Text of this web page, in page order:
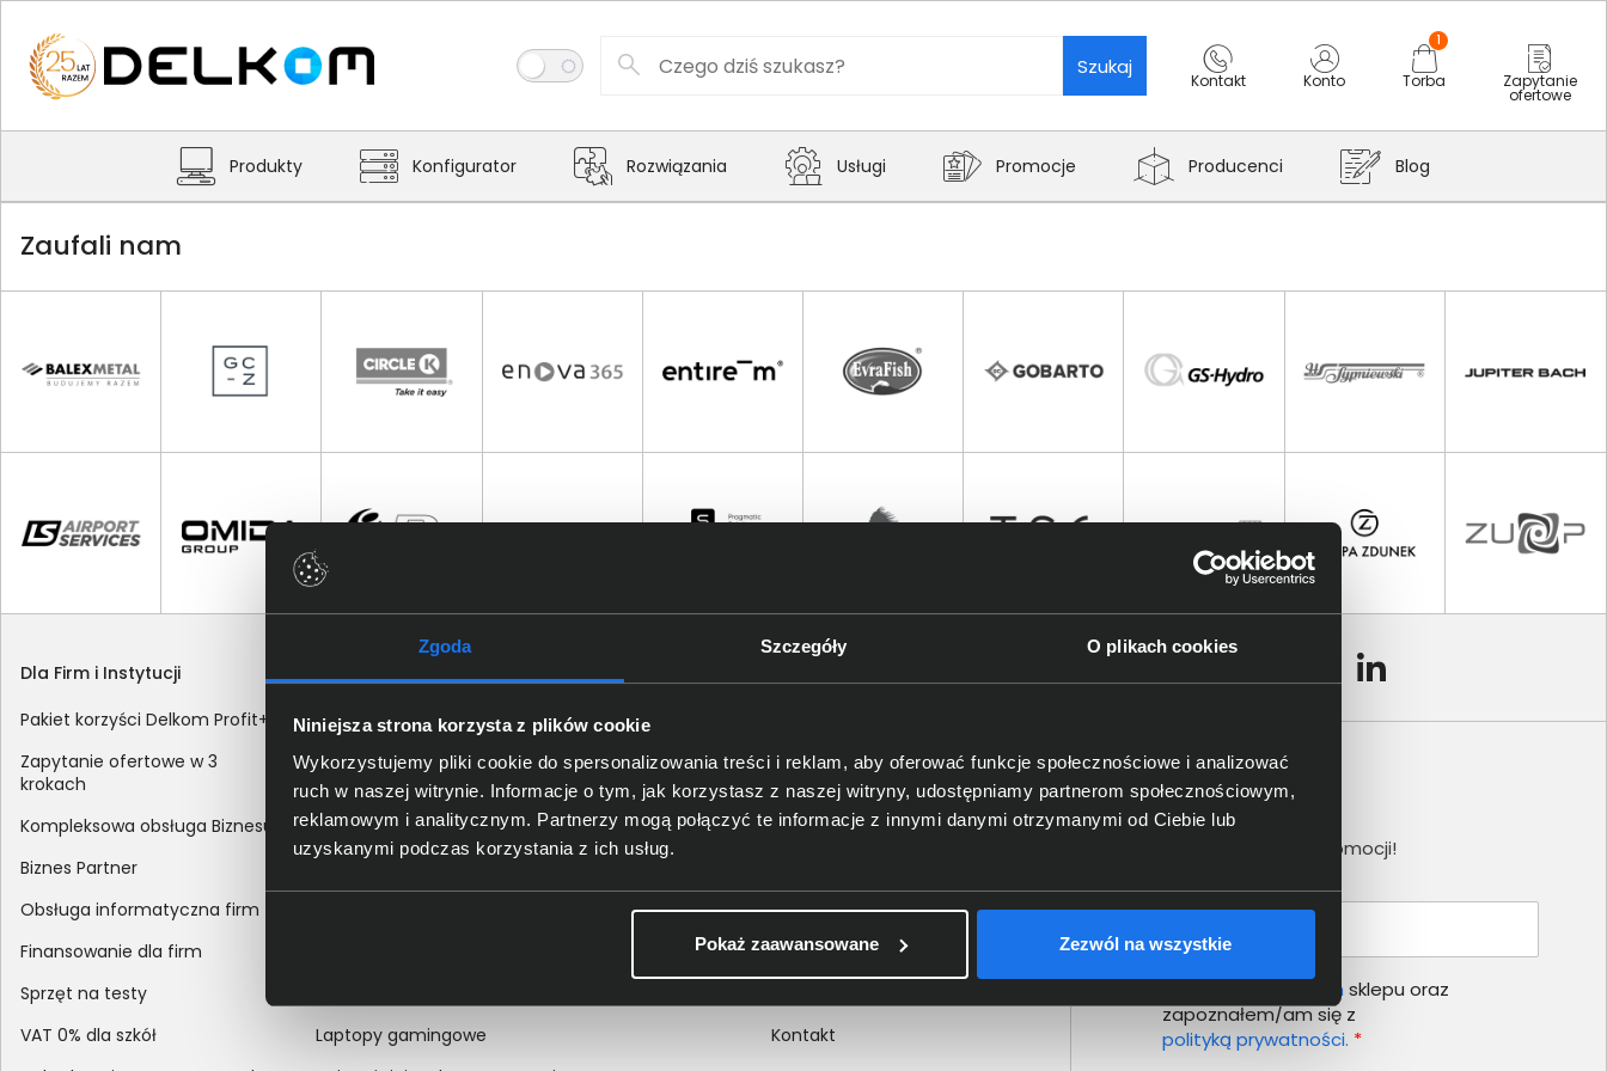
Zgoda Szczegóły O plikach cookies
Niniejsza strona korzysta z plików cookie
Wykorzystujemy pliki cookie do spersonalizowania treści i reklam, aby oferować funkcje społecznościowe i analizować
ruch w naszej witrynie. Informacje o tym, jak korzystasz z naszej witryny, udostępniamy partnerom społecznościowym,
reklamowym i analitycznym. Partnerzy mogą połączyć te informacje z innymi danymi otrzymanymi od Ciebie lub
uzyskanymi podczas korzystania z ich usług.
Pokaż zaawansowane Zezwól na wszystkie
Szukaj
Kontakt Konto
1
Torba Zapytanie
ofertowe
Produkty Konfigurator Rozwiązania Usługi Promocje Producenci Blog
Zaufali nam
Dla Firm i Instytucji
Pakiet korzyści Delkom Profit+
Zapytanie ofertowe w 3
krokach
Kompleksowa obsługa Biznesu
Biznes Partner
Obsługa informatyczna firm
Finansowanie dla firm
Sprzęt na testy
VAT 0% dla szkół
Zakupy
Sposoby dostawy
Metody płatności
Zakup z dofinansowaniem
Odroczony termin płatności
Korekta danych nabywcy na dokumencie
Laptopy gamingowe
Certyfikaty i autoryzacje
Nagrody i wyróżnienia
Polityka prywatności
wewnętrznych
Kontakt
Newsletter
Nie przegap żadnej promocji!
regulamin sklepu oraz
zapoznałem/am się z
polityką prywatności. *